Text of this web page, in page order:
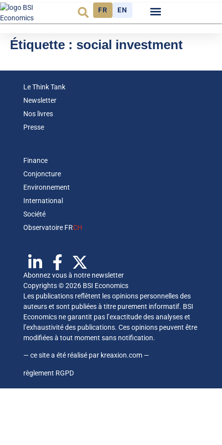
FR EN
Étiquette : social investment
Le Think Tank
Newsletter
Nos livres
Presse
Finance
Conjoncture
Environnement
International
Société
Observatoire FRCH
Abonnez vous à notre newsletter
Copyrights © 2026 BSI Economics
Les publications reflètent les opinions personnelles des
auteurs et sont publiées à titre purement informatif. BSI
Economics ne garantit pas l’exactitude des analyses et
l’exhaustivité des publications. Ces opinions peuvent être
modifiées à tout moment sans notification.
— ce site a été réalisé par kreaxion.com —
règlement RGPD